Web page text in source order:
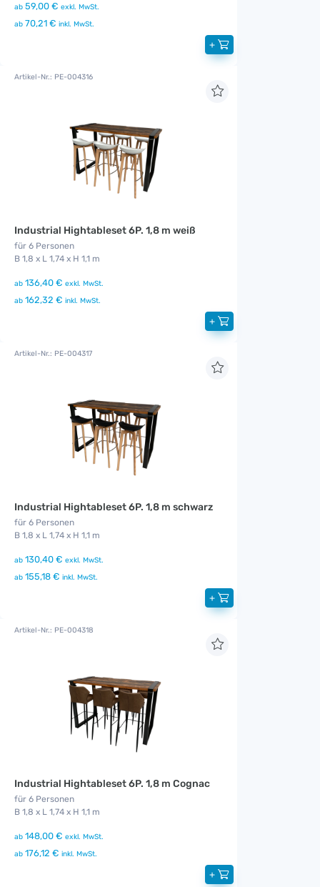
ab 59,00 € exkl. MwSt.
ab 70,21 € inkl. MwSt.
+
Artikel-Nr.: PE-004316
Industrial Hightableset 6P. 1,8 m weiß
für 6 Personen
B 1,8 x L 1,74 x H 1,1 m
ab 136,40 € exkl. MwSt.
ab 162,32 € inkl. MwSt.
+
Artikel-Nr.: PE-004317
Industrial Hightableset 6P. 1,8 m schwarz
für 6 Personen
B 1,8 x L 1,74 x H 1,1 m
ab 130,40 € exkl. MwSt.
ab 155,18 € inkl. MwSt.
+
Artikel-Nr.: PE-004318
Industrial Hightableset 6P. 1,8 m Cognac
für 6 Personen
B 1,8 x L 1,74 x H 1,1 m
ab 148,00 € exkl. MwSt.
ab 176,12 € inkl. MwSt.
+